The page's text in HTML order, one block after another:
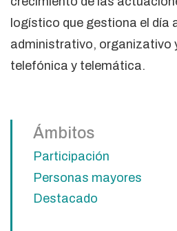
logístico que gestiona el día
administrativo, organizativo
telefónica y telemática.
Ámbitos
Participación
Personas mayores
Destacado